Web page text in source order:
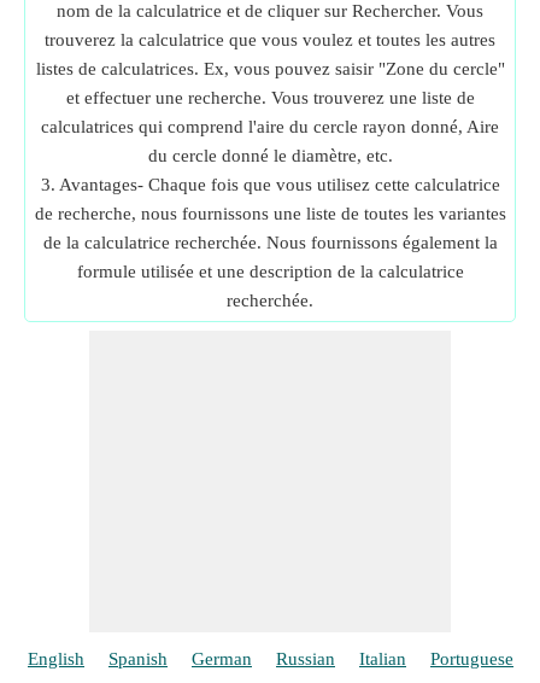
nom de la calculatrice et de cliquer sur Rechercher. Vous
trouverez la calculatrice que vous voulez et toutes les autres
listes de calculatrices. Ex, vous pouvez saisir "Zone du cercle"
et effectuer une recherche. Vous trouverez une liste de
calculatrices qui comprend l'aire du cercle rayon donné, Aire
du cercle donné le diamètre, etc.
3. Avantages- Chaque fois que vous utilisez cette calculatrice
de recherche, nous fournissons une liste de toutes les variantes
de la calculatrice recherchée. Nous fournissons également la
formule utilisée et une description de la calculatrice
recherchée.
English Spanish German Russian Italian Portuguese